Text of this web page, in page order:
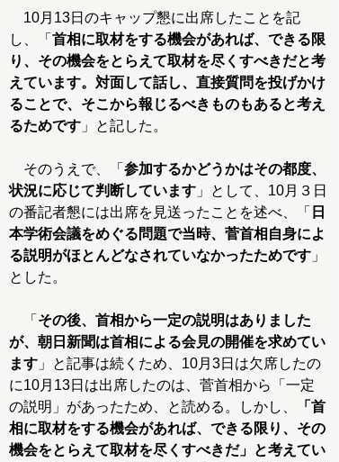
10月13日のキャップ懇に出席したことを記
し、「 首相に取材をする機会があれば、できる限
り、その機会をとらえて取材を尽くすべきだと考
えています。対面して話し、直接質問を投げかけ
ることで、そこから報じるべきものもあると考え
るためです 」と記した。
そのうえで、「 参加するかどうかはその都度、
状況に応じて判断しています 」として、10月３日
の番記者懇には出席を見送ったことを述べ、「 日
本学術会議をめぐる問題で当時、菅首相自身によ
る説明がほとんどなされていなかったためです 」
とした。
「 その後、首相から一定の説明はありました
が、朝日新聞は首相による会見の開催を求めてい
ます 」と記事は続くため、10月3日は欠席したの
に10月13日は出席したのは、菅首相から「一定
の説明」があったため、と読める。しかし、
「首
相に取材をする機会があれば、できる限り、その
機会をとらえて取材を尽くすべきだ」と考えてい